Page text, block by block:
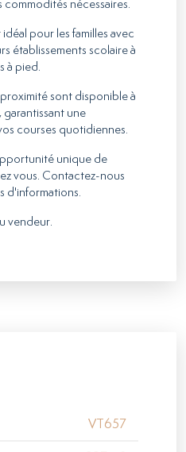
nécessaires.
pour les familles avec
établissements scolaire à
à pied.
sont disponible à
garantissant une
courses quotidiennes.
unique de
vous. Contactez-nous
d'informations.
vendeur.
VT657